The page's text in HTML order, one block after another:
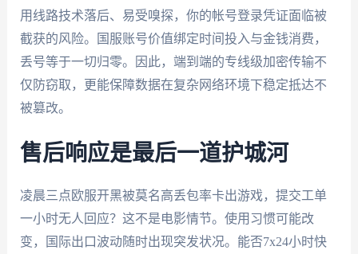
用线路技术落后、易受嗅探，你的帐号登录凭证面临被
截获的风险。国服账号价值绑定时间投入与金钱消费，
丢号等于一切归零。因此，端到端的专线级加密传输不
仅防窃取，更能保障数据在复杂网络环境下稳定抵达不
被篡改。
售后响应是最后一道护城河
凌晨三点欧服开黑被莫名高丢包率卡出游戏，提交工单
一小时无人回应？这不是电影情节。使用习惯可能改
变，国际出口波动随时出现突发状况。能否7x24小时快